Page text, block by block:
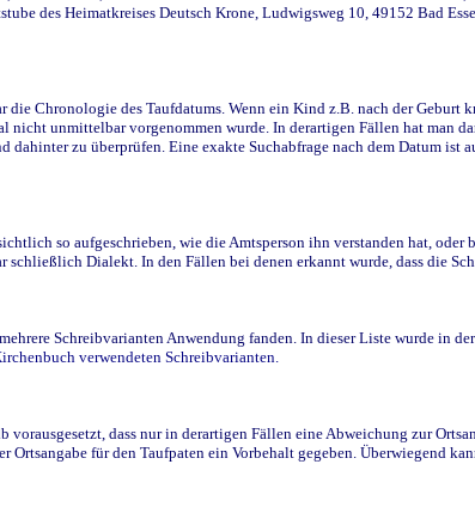
des Heimatkreises Deutsch Krone, Ludwigsweg 10, 49152 Bad
Chronologie des Taufdatums. Wenn ein Kind z.B. nach der
unmittelbar vorgenommen wurde. In derartigen Fällen hat man
zu überprüfen. Eine exakte Suchabfrage nach dem Datum ist
so aufgeschrieben, wie die Amtsperson ihn verstanden hat, oder
Dialekt. In den Fällen bei denen erkannt wurde, dass die
Schreibvarianten Anwendung fanden. In dieser Liste wurde in
verwendeten Schreibvarianten.
dass nur in derartigen Fällen eine Abweichung zur
für den Taufpaten ein Vorbehalt gegeben. Überwiegend